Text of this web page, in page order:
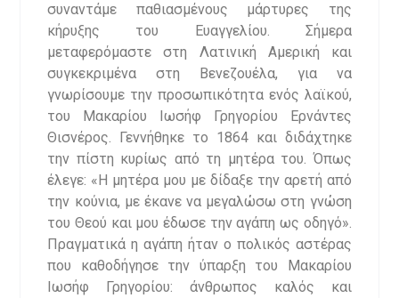
συναντάμε παθιασμένους μάρτυρες της
κήρυξης του Ευαγγελίου. Σήμερα
μεταφερόμαστε στη Λατινική Αμερική και
συγκεκριμένα στη Βενεζουέλα, για να
γνωρίσουμε την προσωπικότητα ενός λαϊκού,
του Μακαρίου Ιωσήφ Γρηγορίου Ερνάντες
Θισνέρος. Γεννήθηκε το 1864 και διδάχτηκε
την πίστη κυρίως από τη μητέρα του. Όπως
έλεγε: «Η μητέρα μου με δίδαξε την αρετή από
την κούνια, με έκανε να μεγαλώσω στη γνώση
του Θεού και μου έδωσε την αγάπη ως οδηγό».
Πραγματικά η αγάπη ήταν ο πολικός αστέρας
που καθοδήγησε την ύπαρξη του Μακαρίου
Ιωσήφ Γρηγορίου: άνθρωπος καλός και